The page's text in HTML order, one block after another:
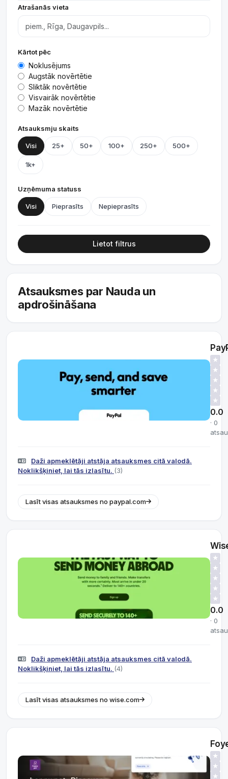
Atrašanās vieta
Kārtot pēc
Noklusējums
Augstāk novērtētie
Sliktāk novērtētie
Visvairāk novērtētie
Mazāk novērtētie
Atsauksmju skaits
Visi 25+ 50+ 100+ 250+ 500+
1k+
Uzņēmuma statuss
Visi Pieprasīts Nepieprasīts
Lietot filtrus
Atsauksmes par Nauda un
apdrošināšana
★
★
★
★
★
0.0
· 0
Daži apmeklētāji atstāja atsauksmes citā valodā.
Noklikšķiniet, lai tās izlasītu. (3)
Lasīt visas atsauksmes no paypal.com
★
★
★
★
★
0.0
· 0
Daži apmeklētāji atstāja atsauksmes citā valodā.
Noklikšķiniet, lai tās izlasītu. (4)
Lasīt visas atsauksmes no wise.com
★
★
★